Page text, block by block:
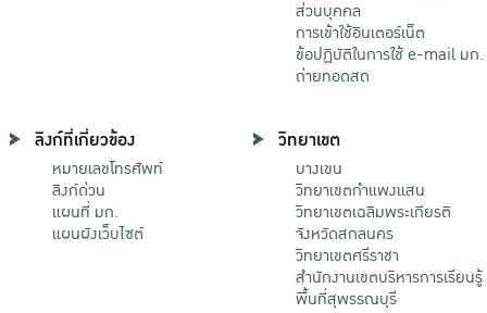
ส่วนบุคคล
การเข้าใช้อินเตอร์เน็ต
ข้อปฏิบัติในการใช้ e-mail มก.
ถ่ายทอดสด
ลิงก์ที่เกี่ยวข้อง
หมายเลขโทรศัพท์
ลิงก์ด่วน
แผนที่ มก.
แผนผังเว็บไซต์
วิทยาเขต
บางเขน
วิทยาเขตกําแพงแสน
วิทยาเขตเฉลิมพระเกียรติ
จังหวัดสกลนคร
วิทยาเขตศรีราชา
สำนักงานเขตบริหารการเรียนรู้
พื้นที่สุพรรณบุรี